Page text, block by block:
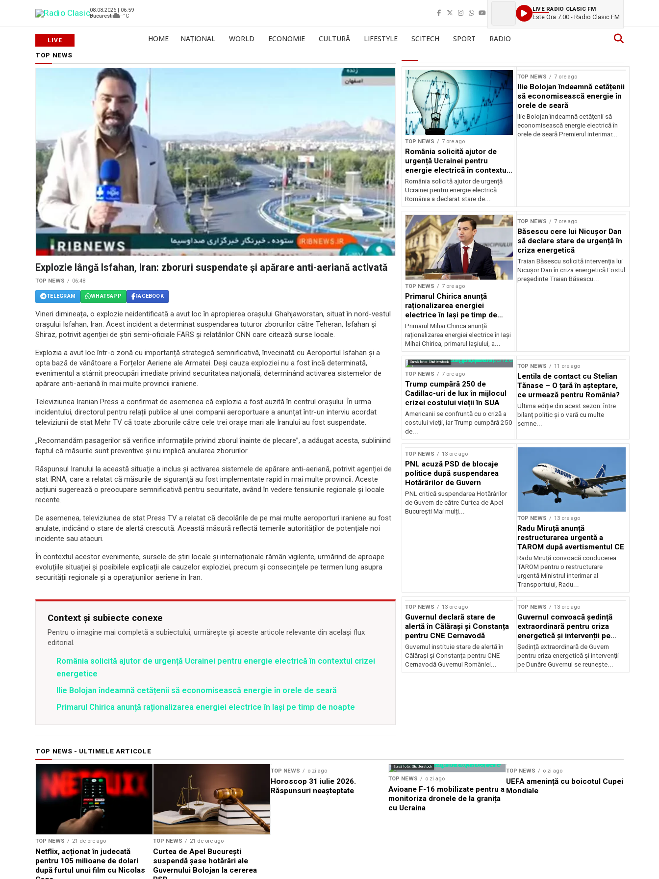
08.08.2026 | 06:59
Bucuresti
--°C
LIVE RADIO CLASIC FM
Este Ora 7:00 - Radio Clasic FM
HOME NAȚIONAL WORLD ECONOMIE CULTURĂ LIFESTYLE SCITECH SPORT RADIO
TOP NEWS
Explozie lângă Isfahan, Iran: zboruri suspendate și apărare anti-aeriană activată
TOP NEWS 06:48
TELEGRAM WHATSAPP FACEBOOK
Vineri dimineața, o explozie neidentificată a avut loc în apropierea orașului Ghahjaworstan, situat în nord-vestul
orașului Isfahan, Iran. Acest incident a determinat suspendarea tuturor zborurilor către Teheran, Isfahan și
Shiraz, potrivit agenției de știri semi-oficiale FARS și relatărilor CNN care citează surse locale.
Explozia a avut loc într-o zonă cu importanță strategică semnificativă, învecinată cu Aeroportul Isfahan și a
opta bază de vânătoare a Forțelor Aeriene ale Armatei. Deși cauza exploziei nu a fost încă determinată,
evenimentul a stârnit preocupări imediate privind securitatea națională, determinând activarea sistemelor de
apărare anti-aeriană în mai multe provincii iraniene.
Televiziunea Iranian Press a confirmat de asemenea că explozia a fost auzită în centrul orașului. În urma
incidentului, directorul pentru relații publice al unei companii aeroportuare a anunțat într-un interviu acordat
televiziunii de stat Mehr TV că toate zborurile către cele trei orașe mari ale Iranului au fost suspendate.
„Recomandăm pasagerilor să verifice informațiile privind zborul înainte de plecare”, a adăugat acesta, subliniind
faptul că măsurile sunt preventive și nu implică anularea zborurilor.
Răspunsul Iranului la această situație a inclus și activarea sistemele de apărare anti-aeriană, potrivit agenției de
stat IRNA, care a relatat că măsurile de siguranță au fost implementate rapid în mai multe provincii. Aceste
acțiuni sugerează o preocupare semnificativă pentru securitate, având în vedere tensiunile regionale și locale
recente.
De asemenea, televiziunea de stat Press TV a relatat că decolările de pe mai multe aeroporturi iraniene au fost
anulate, indicând o stare de alertă crescută. Această măsură reflectă temerile autorităților de potențiale noi
incidente sau atacuri.
În contextul acestor evenimente, sursele de știri locale și internaționale rămân vigilente, urmărind de aproape
evoluțiile situației și posibilele explicații ale cauzelor exploziei, precum și consecințele pe termen lung asupra
securității regionale și a operațiunilor aeriene în Iran.
Context și subiecte conexe
Pentru o imagine mai completă a subiectului, urmărește și aceste articole relevante din același flux
editorial.
România solicită ajutor de urgență Ucrainei pentru energie electrică în contextul crizei
energetice
Ilie Bolojan îndeamnă cetățenii să economisească energie în orele de seară
Primarul Chirica anunță raționalizarea energiei electrice în Iași pe timp de noapte
TOP NEWS 7 ore ago
România solicită ajutor de
urgență Ucrainei pentru
energie electrică în contextul
crizei energetice
România solicită ajutor de urgență
Ucrainei pentru energie electrică
România a declarat stare de...
TOP NEWS 7 ore ago
Ilie Bolojan îndeamnă cetățenii
să economisească energie în
orele de seară
Ilie Bolojan îndeamnă cetățenii să
economisească energie electrică în
orele de seară Premierul interimar...
TOP NEWS 7 ore ago
Primarul Chirica anunță
raționalizarea energiei
electrice în Iași pe timp de
noapte
Primarul Mihai Chirica anunță
raționalizarea energiei electrice în Iași
Mihai Chirica, primarul Iașiului, a...
TOP NEWS 7 ore ago
Băsescu cere lui Nicușor Dan
să declare stare de urgență în
criza energetică
Traian Băsescu solicită intervenția lui
Nicușor Dan în criza energetică Fostul
președinte Traian Băsescu...
Sursă foto: Shutterstock
TOP NEWS 7 ore ago
Trump cumpără 250 de
Cadillac-uri de lux în mijlocul
crizei costului vieții în SUA
Americanii se confruntă cu o criză a
costului vieții, iar Trump cumpără 250
de...
TOP NEWS 11 ore ago
Lentila de contact cu Stelian
Tănase – O țară în așteptare,
ce urmează pentru România?
Ultima ediție din acest sezon: între
bilanț politic și o vară cu multe
semne...
TOP NEWS 13 ore ago
PNL acuză PSD de blocaje
politice după suspendarea
Hotărârilor de Guvern
PNL critică suspendarea Hotărârilor
de Guvern de către Curtea de Apel
București Mai mulți...
TOP NEWS 13 ore ago
Radu Miruță anunță
restructurarea urgentă a
TAROM după avertismentul CE
Radu Miruță convoacă conducerea
TAROM pentru o restructurare
urgentă Ministrul interimar al
Transportului, Radu...
TOP NEWS 13 ore ago
Guvernul declară stare de
alertă în Călărași și Constanța
pentru CNE Cernavodă
Guvernul instituie stare de alertă în
Călărași și Constanța pentru CNE
Cernavodă Guvernul României...
TOP NEWS 13 ore ago
Guvernul convoacă ședință
extraordinară pentru criza
energetică și intervenții pe
Dunăre
Ședință extraordinară de Guvern
pentru criza energetică și intervenții
pe Dunăre Guvernul se reunește...
TOP NEWS - ULTIMELE ARTICOLE
TOP NEWS 21 de ore ago
Netflix, acționat în judecată
pentru 105 milioane de dolari
după furtul unui film cu Nicolas
TOP NEWS 21 de ore ago
Curtea de Apel București
suspendă șase hotărâri ale
Guvernului Bolojan la cererea
TOP NEWS o zi ago
Horoscop 31 iulie 2026.
Răspunsuri neașteptate
Sursă foto: Shutterstock
TOP NEWS o zi ago
Avioane F-16 mobilizate pentru a
monitoriza dronele de la granița
cu Ucraina
TOP NEWS o zi ago
UEFA amenință cu boicotul Cupei
Mondiale